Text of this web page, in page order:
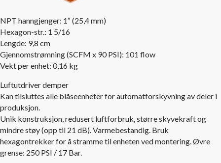
NPT hanngjenger: 1″ (25,4 mm)
Hexagon-str.: 1 5/16
Lengde: 9,8 cm
Gjennomstrømning (SCFM x 90 PSI): 101 flow
Vekt per enhet: 0,16 kg
Luftutdriver demper
Kan tilsluttes alle blåseenheter for automatforskyvning av deler i
produksjon.
Unik konstruksjon, redusert luftforbruk, større skyvekraft og
mindre støy (opp til 21 dB). Varmebestandig. Bruk
hexagontrekker for å stramme til enheten ved montering. Øvre
grense: 250 PSI / 17 Bar.